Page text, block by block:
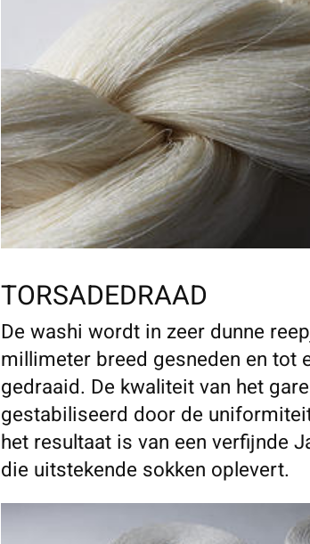
TORSADEDRAAD
De washi wordt in zeer dunne
millimeter breed gesneden en tot
gedraaid. De kwaliteit van het
gestabiliseerd door de
het resultaat is van een verfijnde
die uitstekende sokken oplevert.